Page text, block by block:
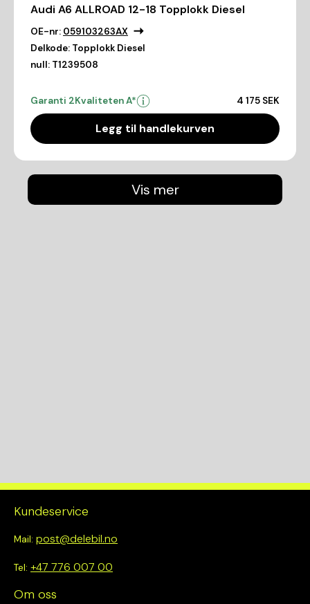
Audi A6 ALLROAD 12-18 Topplokk Diesel
OE-nr: 059103263AX
Delkode: Topplokk Diesel
null: T1239508
Garanti 2Kvaliteten A* 4 175 SEK
Legg til handlekurven
Vis mer
Kundeservice
Mail: post@delebil.no
Tel: +47 776 007 00
Om oss